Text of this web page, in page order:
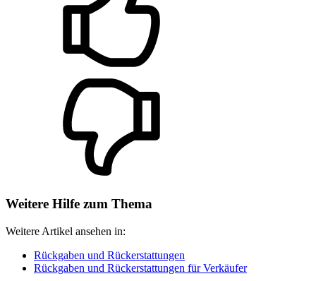
Weitere Hilfe zum Thema
Weitere Artikel ansehen in:
Rückgaben und Rückerstattungen
Rückgaben und Rückerstattungen für Verkäufer